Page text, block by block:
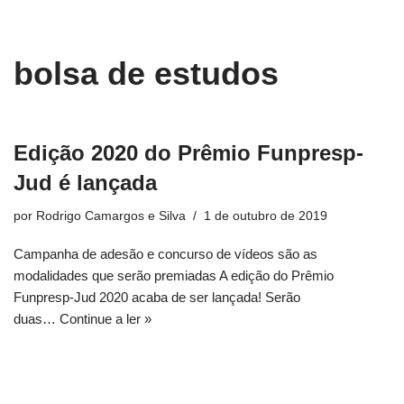
para
bolsa de estudos
Edição 2020 do Prêmio Funpresp-
Jud é lançada
por Rodrigo Camargos e Silva 1 de outubro de 2019
Campanha de adesão e concurso de vídeos são as
modalidades que serão premiadas A edição do Prêmio
Funpresp-Jud 2020 acaba de ser lançada! Serão
duas… Continue a ler »